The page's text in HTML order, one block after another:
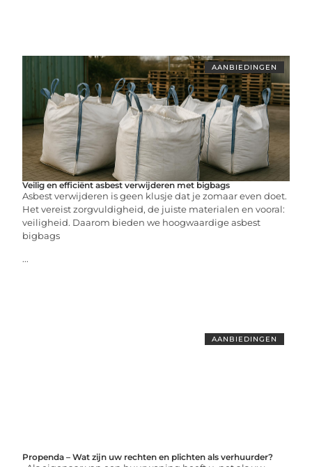
AANBIEDINGEN
Veilig en efficiënt asbest verwijderen met bigbags
Asbest verwijderen is geen klusje dat je zomaar even doet.
Het vereist zorgvuldigheid, de juiste materialen en vooral:
veiligheid. Daarom bieden we hoogwaardige asbest
bigbags
...
AANBIEDINGEN
Propenda – Wat zijn uw rechten en plichten als verhuurder?